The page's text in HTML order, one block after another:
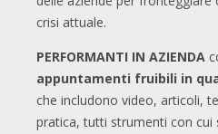
crisi attuale.
PERFORMANTI IN AZIENDA
appuntamenti fruibili in
che includono video, articoli,
pratica, tutti strumenti con cui